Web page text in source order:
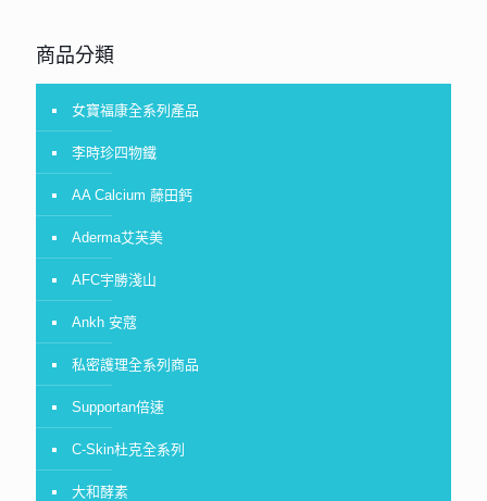
商品分類
女寶福康全系列產品
李時珍四物鐵
AA Calcium 藤田鈣
Aderma艾芙美
AFC宇勝淺山
Ankh 安蔻
私密護理全系列商品
Supportan倍速
C-Skin杜克全系列
大和酵素